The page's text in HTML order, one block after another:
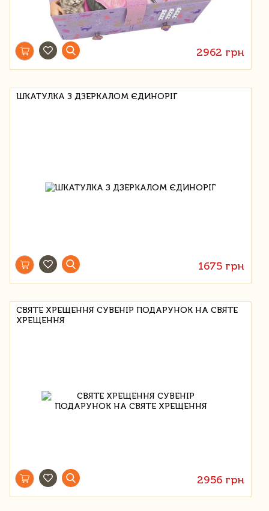
2962 грн
ШКАТУЛКА З ДЗЕРКАЛОМ ЄДИНОРІГ
1675 грн
СВЯТЕ ХРЕЩЕННЯ СУВЕНІР ПОДАРУНОК НА СВЯТЕ
ХРЕЩЕННЯ
2956 грн